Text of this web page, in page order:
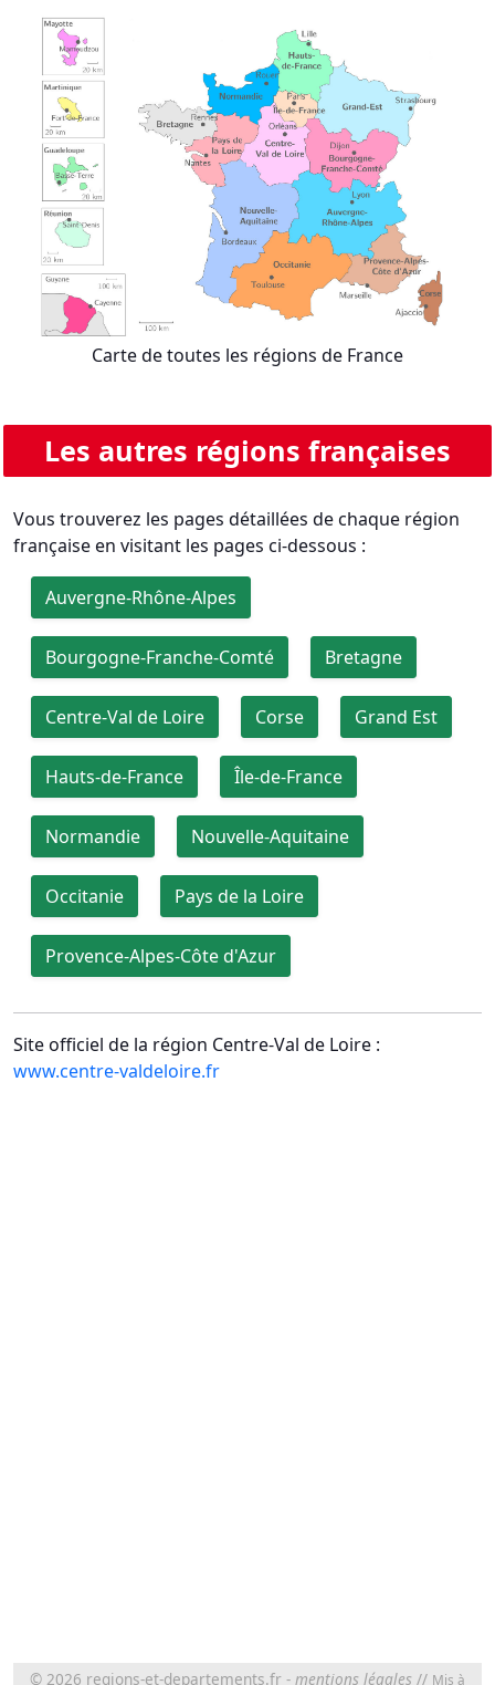
Carte de toutes les régions de France
Les autres régions françaises
Vous trouverez les pages détaillées de chaque région
française en visitant les pages ci-dessous :
Auvergne-Rhône-Alpes
Bourgogne-Franche-Comté Bretagne
Centre-Val de Loire Corse Grand Est
Hauts-de-France Île-de-France
Normandie Nouvelle-Aquitaine
Occitanie Pays de la Loire
Provence-Alpes-Côte d'Azur
Site officiel de la région Centre-Val de Loire :
www.centre-valdeloire.fr
© 2026 regions-et-departements.fr - mentions légales // Mis à